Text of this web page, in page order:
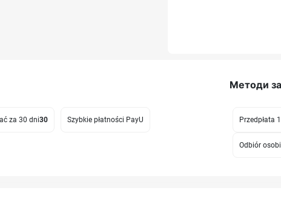
za 30 dni30 Szybkie płatności PayU
Методи
Przedpłata
Odbiór